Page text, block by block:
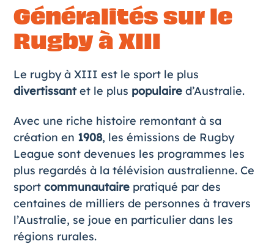
Généralités sur le
Rugby à XIII
Le rugby à XIII est le sport le plus
divertissantet le plus populaired’Australie.
Avec une riche histoire remontant à sa
création en 1908, les émissions de Rugby
League sont devenues les programmes les
plus regardés à la télévision australienne. Ce
sport communautairepratiqué par des
centaines de milliers de personnes à travers
l’Australie, se joue en particulier dans les
régions rurales.